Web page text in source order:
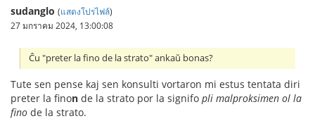
sudanglo (แสดงโปรไฟล์)
27 มกราคม 2024, 13:00:08
Ĉu "preter la fino de la strato" ankaŭ bonas?
Tute sen pense kaj sen konsulti vortaron mi estus tentata diri
preter la finon de la strato por la signifo pli malproksimen ol la
fino de la strato.